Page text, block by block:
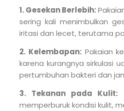
1. Gesekan Berlebih:
sering kali menimbulkan
iritasi dan lecet, terutama
2. Kelembapan:Pakaian
karena kurangnya sirkulasi
pertumbuhan bakteri dan
3. Tekanan pada Kulit:
memperburuk kondisi kulit,